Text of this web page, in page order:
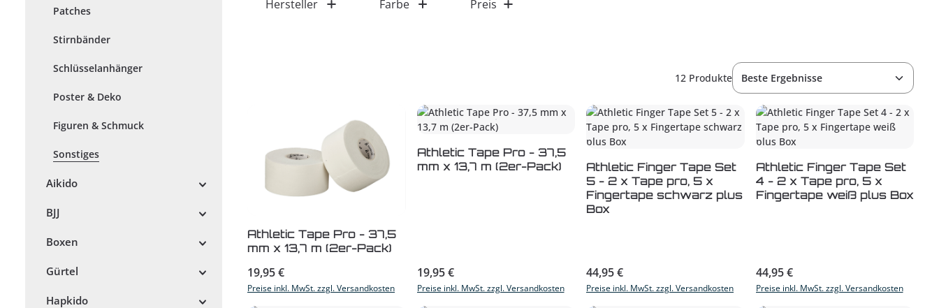
Patches
Stirnbänder
Schlüsselanhänger
Poster & Deko
Figuren & Schmuck
Sonstiges
Aikido
BJJ
Boxen
Gürtel
Hapkido
Hersteller Farbe Preis
12 Produkte
Produkt Anzahl: Gib den gewünschten Wert ein oder benutze die Schaltflächen um
Athletic Tape Pro - 37,5
mm x 13,7 m (2er-Pack)
Regulärer Preis:
19,95 €
Preise inkl. MwSt. zzgl. Versandkosten
Athletic Tape Pro - 37,5
mm x 13,7 m (2er-Pack)
Regulärer Preis:
19,95 €
Preise inkl. MwSt. zzgl. Versandkosten
Produkt Anzahl: Gib den gewünschten
Athletic Finger Tape Set
5 - 2 x Tape pro, 5 x
Fingertape schwarz plus
Box
Regulärer Preis:
44,95 €
Preise inkl. MwSt. zzgl. Versandkosten
Produkt Anzahl: Gib
Athletic Finger Tape Set
4 - 2 x Tape pro, 5 x
Fingertape weiß plus Box
Regulärer Preis:
44,95 €
Preise inkl. MwSt. zzgl. Versandkosten